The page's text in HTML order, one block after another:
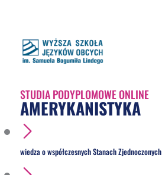
STUDIA PODYPLOMOWE ONLINE
AMERYKANISTYKA
wiedza o współczesnych Stanach Zjednoczonych